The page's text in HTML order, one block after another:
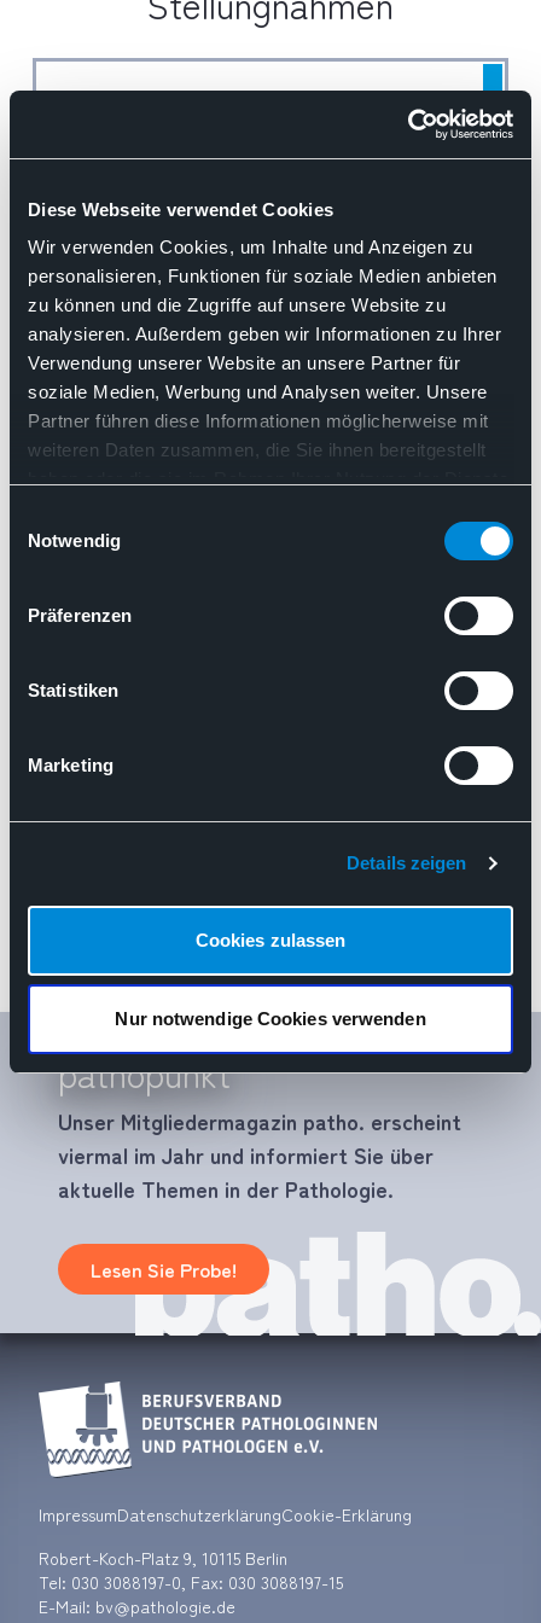
Diese Webseite verwendet Cookies
Wir verwenden Cookies, um Inhalte und Anzeigen zu
personalisieren, Funktionen für soziale Medien anbieten
zu können und die Zugriffe auf unsere Website zu
analysieren. Außerdem geben wir Informationen zu Ihrer
Verwendung unserer Website an unsere Partner für
soziale Medien, Werbung und Analysen weiter. Unsere
Partner führen diese Informationen möglicherweise mit
weiteren Daten zusammen, die Sie ihnen bereitgestellt
Cookies, wenn Sie unsere Webseite weiterhin nutzen.
Notwendig
Präferenzen
Statistiken
Marketing
Details zeigen
Cookies zulassen
Nur notwendige Cookies verwenden
18.05.2026
Stellungnahme des BDP
Zum Referentenentwurf des
Bundesministeriums für Gesundheit
zum Entwurf eines Gesetzes für
Daten und digitale Innovation im
Bundesministeriums für Gesundheit
Stellungnahme zum Referentenentwurf des
pathopunkt
Unser Mitgliedermagazin patho. erscheint
viermal im Jahr und informiert Sie über
aktuelle Themen in der Pathologie.
Lesen Sie Probe!
ImpressumDatenschutzerklärungCookie-Erklärung
Robert-Koch-Platz 9, 10115 Berlin
Tel: 030 3088197-0, Fax: 030 3088197-15
E-Mail: bv
pathologie.de